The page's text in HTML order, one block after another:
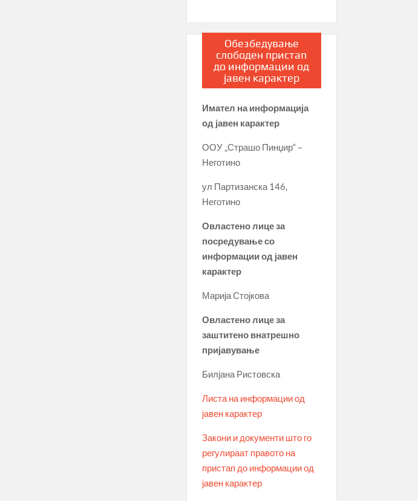
Обезбедување
слободен пристап
до информации од
јавен карактер
Имател на информација
од јавен карактер
ООУ „Страшо Пинџир“ –
Неготино
ул Партизанска 146,
Неготино
Овластено лице за
посредување со
информации од јавен
карактер
Марија Стојкова
Овластено лице за
заштитено внатрешно
пријавување
Билјана Ристовска
Листа на информации од
јавен карактер
Закони и документи што го
регулираат правото на
пристап до информации од
јавен карактер